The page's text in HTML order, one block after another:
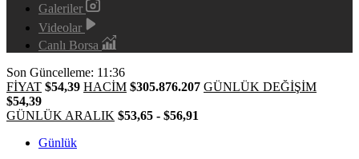
Galeriler
Videolar
Canlı Borsa
Son Güncelleme: 11:36
FİYAT $54,39 HACİM $305.876.207 GÜNLÜK DEĞİŞİM
$54,39
GÜNLÜK ARALIK $53,65 - $56,91
Günlük